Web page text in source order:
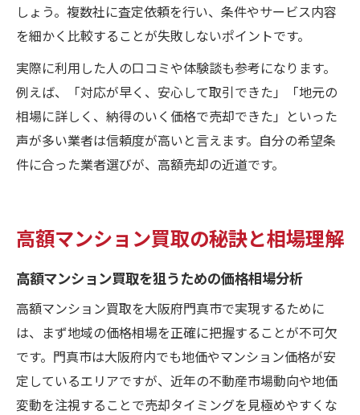
しょう。複数社に査定依頼を行い、条件やサービス内容
を細かく比較することが失敗しないポイントです。
実際に利用した人の口コミや体験談も参考になります。
例えば、「対応が早く、安心して取引できた」「地元の
相場に詳しく、納得のいく価格で売却できた」といった
声が多い業者は信頼度が高いと言えます。自分の希望条
件に合った業者選びが、高額売却の近道です。
高額マンション買取の秘訣と相場理解
高額マンション買取を狙うための価格相場分析
高額マンション買取を大阪府門真市で実現するために
は、まず地域の価格相場を正確に把握することが不可欠
です。門真市は大阪府内でも地価やマンション価格が安
定しているエリアですが、近年の不動産市場動向や地価
変動を注視することで売却タイミングを見極めやすくな